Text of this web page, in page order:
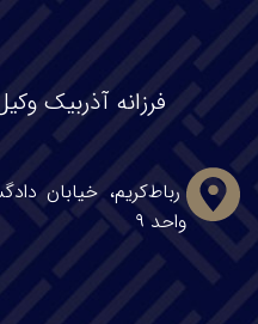
فرزانه آذربیک
واحد ۹